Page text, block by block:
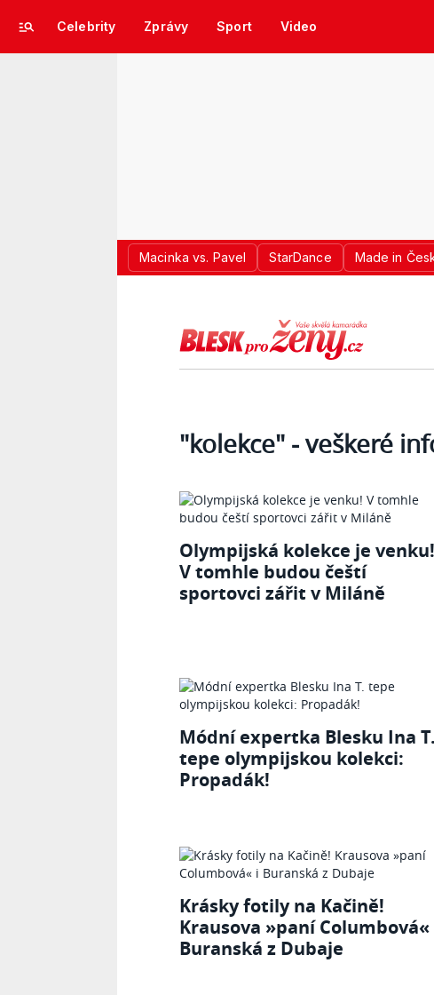
Celebrity Zprávy Sport Video
Macinka vs. Pavel StarDance Made in
LOGO BLESK
"kolekce" - veškeré
Olympijská kolekce je venku!
V tomhle budou čeští
sportovci zářit v Miláně
Módní expertka Blesku Ina T.
tepe olympijskou kolekci:
Propadák!
Krásky fotily na Kačině!
Krausova »paní Columbová«
Buranská z Dubaje